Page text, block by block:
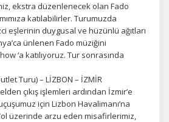
ekstra düzenlenecek olan Fado
katılabilirler. Turumuzda
eşlerinin duygusal ve hüzünlü ağıtları
ünlenen Fado müziğini
‘a katılıyoruz. Tur sonrasında
Turu) – LİZBON – İZMİR
çıkış işlemleri ardından İzmir’e
için Lizbon Havalimanı’na
üzerinde arzu eden misafirlerimiz,